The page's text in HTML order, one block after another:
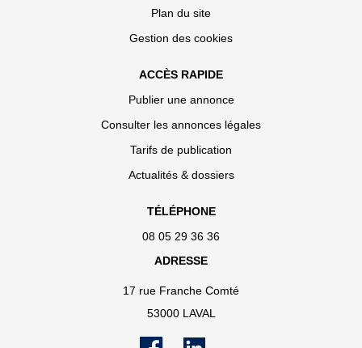
Plan du site
Gestion des cookies
ACCÈS RAPIDE
Publier une annonce
Consulter les annonces légales
Tarifs de publication
Actualités & dossiers
TÉLÉPHONE
08 05 29 36 36
ADRESSE
17 rue Franche Comté
53000 LAVAL